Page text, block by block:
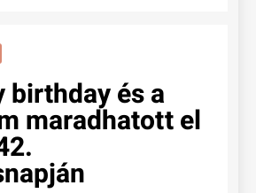
birthday és a
maradhatott el